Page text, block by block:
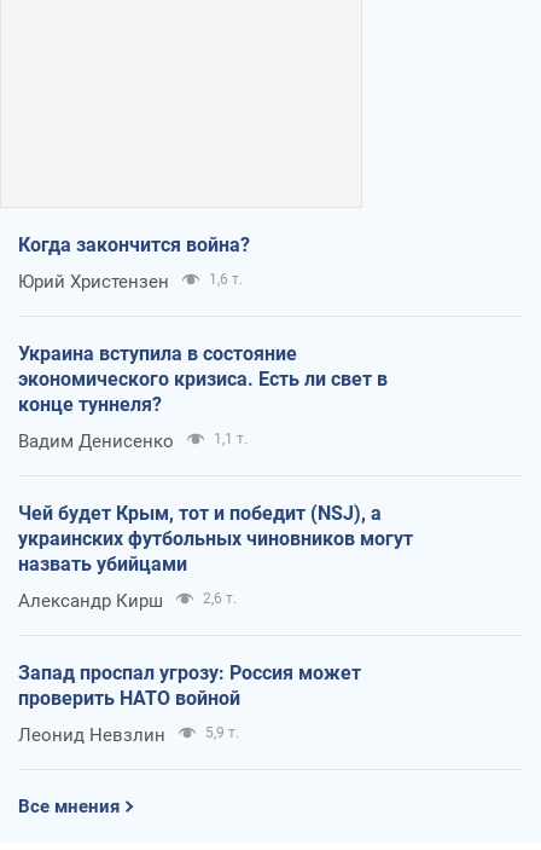
Когда закончится война?
Юрий Христензен 1,6 т.
Украина вступила в состояние
экономического кризиса. Есть ли свет в
конце туннеля?
Вадим Денисенко 1,1 т.
Чей будет Крым, тот и победит (NSJ), а
украинских футбольных чиновников могут
назвать убийцами
Александр Кирш 2,6 т.
Запад проспал угрозу: Россия может
проверить НАТО войной
Леонид Невзлин 5,9 т.
Все мнения